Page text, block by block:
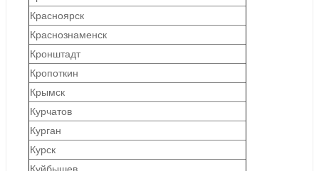
Красноярск
Краснознаменск
Кронштадт
Кропоткин
Крымск
Курчатов
Курган
Курск
Куйбышев